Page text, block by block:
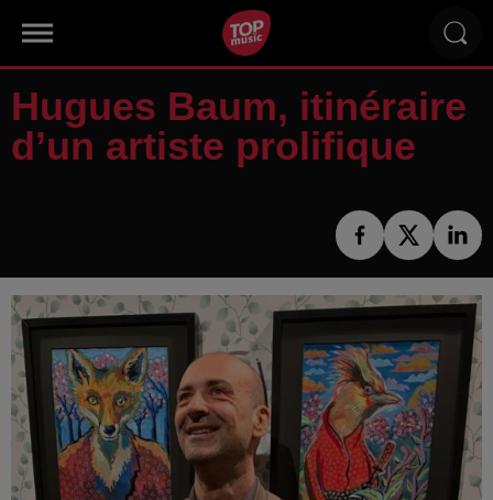
Hugues Baum, itinéraire
d’un artiste prolifique